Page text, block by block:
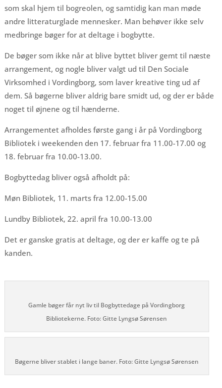
som skal hjem til bogreolen, og samtidig kan man møde
andre litteraturglade mennesker. Man behøver ikke selv
medbringe bøger for at deltage i bogbytte.
De bøger som ikke når at blive byttet bliver gemt til næste
arrangement, og nogle bliver valgt ud til Den Sociale
Virksomhed i Vordingborg, som laver kreative ting ud af
dem. Så bøgerne bliver aldrig bare smidt ud, og der er både
noget til øjnene og til hænderne.
Arrangementet afholdes første gang i år på Vordingborg
Bibliotek i weekenden den 17. februar fra 11.00-17.00 og
18. februar fra 10.00-13.00.
Bogbyttedag bliver også afholdt på:
Møn Bibliotek, 11. marts fra 12.00-15.00
Lundby Bibliotek, 22. april fra 10.00-13.00
Det er ganske gratis at deltage, og der er kaffe og te på
kanden.
Gamle bøger får nyt liv til Bogbyttedage på Vordingborg
Bibliotekerne. Foto: Gitte Lyngsø Sørensen
Bøgerne bliver stablet i lange baner. Foto: Gitte Lyngsø Sørensen